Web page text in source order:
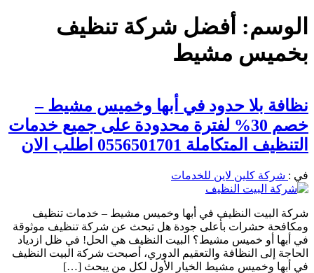
الوسم: أفضل شركة تنظيف
بخميس مشيط
نظافة بلا حدود في أبها وخميس مشيط –
خصم 30% لفترة محدودة على جميع خدمات
التنظيف المتكاملة 0556501701 اطلب الان
في : شركة كلين لاين للخدمات
شركة البيت النظيف في أبها وخميس مشيط – خدمات تنظيف
ومكافحة حشرات بأعلى جودة هل تبحث عن شركة تنظيف موثوقة
في أبها أو خميس مشيط؟ البيت النظيف هي الحل! في ظل ازدياد
الحاجة إلى النظافة والتعقيم الدوري، أصبحت شركة البيت النظيف
في أبها وخميس مشيط الخيار الأول لكل من يبحث […]